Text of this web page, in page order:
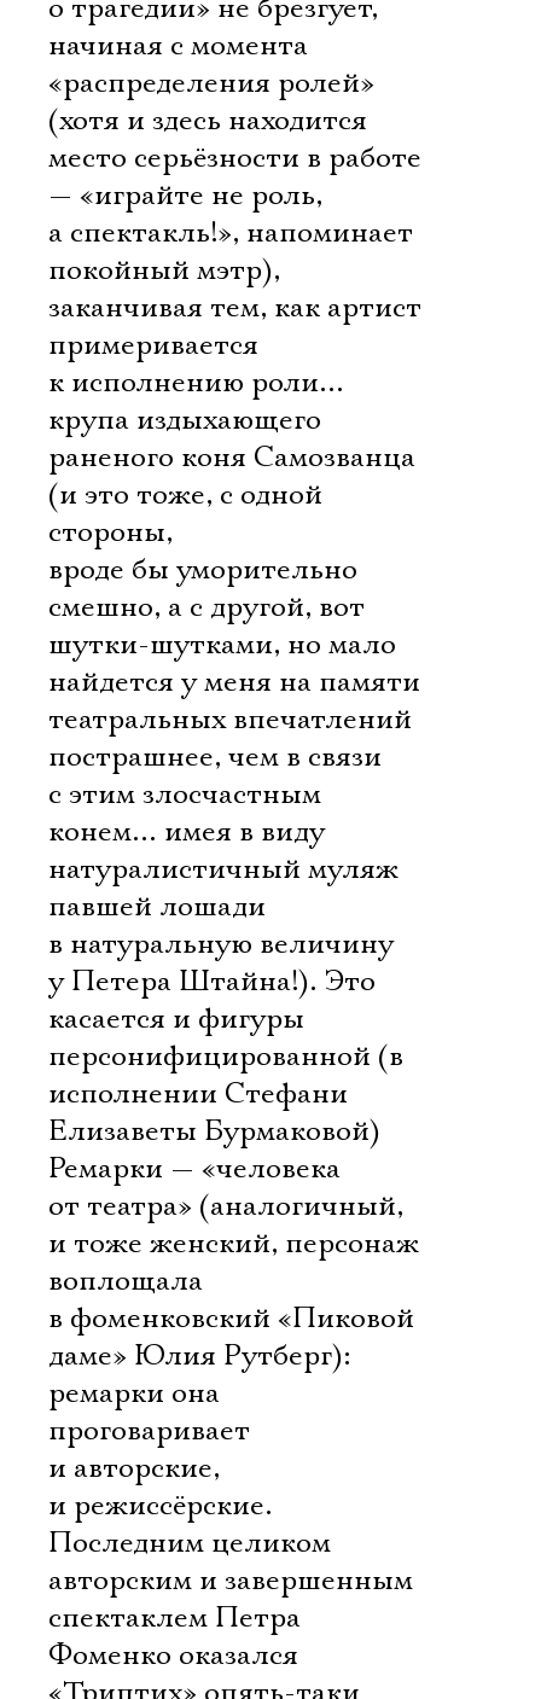
о трагедии» не брезгует,
начиная с момента
«распределения ролей»
(хотя и здесь находится
место серьёзности в работе
— «играйте не роль,
а спектакль!», напоминает
покойный мэтр),
заканчивая тем, как артист
примеривается
к исполнению роли…
крупа издыхающего
раненого коня Самозванца
(и это тоже, с одной
стороны,
вроде бы уморительно
смешно, а с другой, вот
шутки-шутками, но мало
найдется у меня на памяти
театральных впечатлений
пострашнее, чем в связи
с этим злосчастным
конем… имея в виду
натуралистичный муляж
павшей лошади
в натуральную величину
у Петера Штайна!). Это
касается и фигуры
персонифицированной (в
исполнении Стефани
Елизаветы Бурмаковой)
Ремарки — «человека
от театра» (аналогичный,
и тоже женский, персонаж
воплощала
в фоменковский «Пиковой
даме» Юлия Рутберг):
ремарки она
проговаривает
и авторские,
и режиссёрские.
Последним целиком
авторским и завершенным
спектаклем Петра
Фоменко оказался